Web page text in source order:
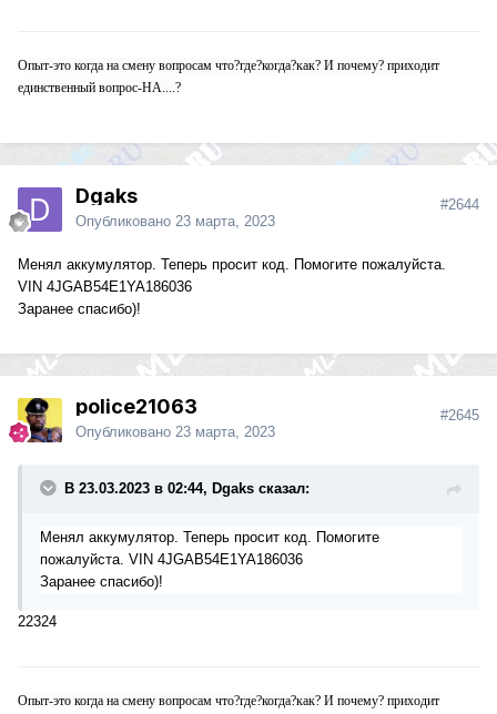
Опыт-это когда на смену вопросам что?где?когда?как? И почему? приходит
единственный вопрос-НА....?
Dgaks
Опубликовано 23 марта, 2023
#2644
Менял аккумулятор. Теперь просит код. Помогите пожалуйста.
VIN 4JGAB54E1YA186036
Заранее спасибо)!
police21063
Опубликовано 23 марта, 2023
#2645
В 23.03.2023 в 02:44, Dgaks сказал:
Менял аккумулятор. Теперь просит код. Помогите
пожалуйста. VIN 4JGAB54E1YA186036
Заранее спасибо)!
22324
Опыт-это когда на смену вопросам что?где?когда?как? И почему? приходит